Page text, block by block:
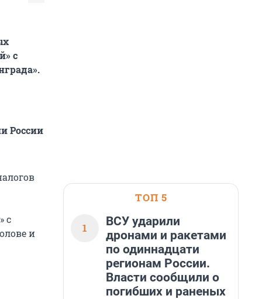
с
России
с
и
ТОП 5
1
ВСУ ударили
дронами и ракетами
по одиннадцати
регионам России.
Власти сообщили о
погибших и раненых